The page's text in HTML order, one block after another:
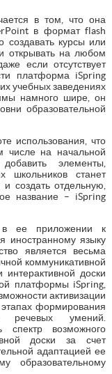
в том, что она
в формат flash
создавать курсы или
открывать на любом
если отсутствует
платформа iSpring
учебных заведениях
намного шире, он
образовательной
использования, что
числе на начальной
элементы,
школьников станет
создать отдельную,
название – iSpring
в ее приложении к
иностранному языку
является весьма
коммуникативной
доски
платформы iSpring,
активизации
формирования
речевых умений.
спектр возможного
доски за счет
адаптацией ее
образовательному